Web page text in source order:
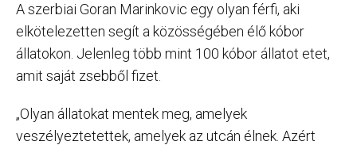
A szerbiai Goran Marinkovic egy olyan férfi, aki
elkötelezetten segít a közösségében élő kóbor
állatokon. Jelenleg több mint 100 kóbor állatot etet,
amit saját zsebből fizet.
„Olyan állatokat mentek meg, amelyek
veszélyeztetettek, amelyek az utcán élnek. Azért